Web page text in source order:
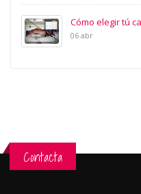
Cómo elegir tú
06 abr
Contacta